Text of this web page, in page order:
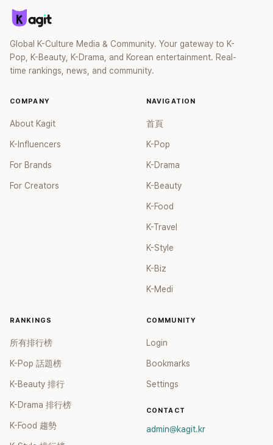
Global K-Culture Media & Community. Your gateway to K-
Pop, K-Beauty, K-Drama, and Korean entertainment. Real-
time rankings, news, and community.
COMPANY
About Kagit
K-Influencers
For Brands
For Creators
NAVIGATION
首頁
K-Pop
K-Drama
K-Beauty
K-Food
K-Travel
K-Style
K-Biz
K-Medi
RANKINGS
所有排行榜
K-Pop 話題榜
K-Beauty 排行
K-Drama 排行榜
K-Food 趨勢
COMMUNITY
Login
Bookmarks
Settings
CONTACT
admin@kagit.kr